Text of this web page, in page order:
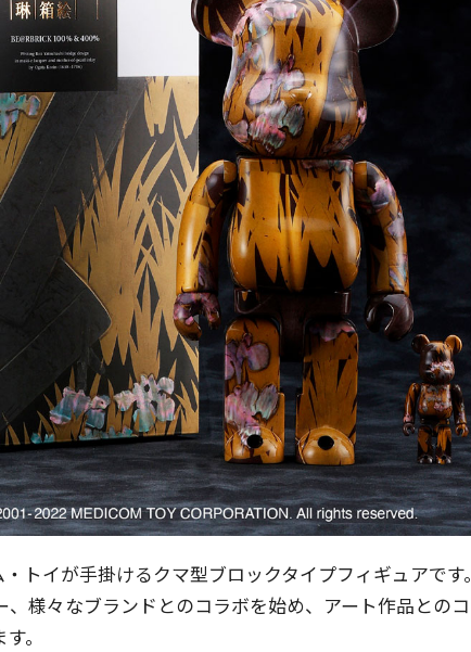
トイが手掛けるクマ型ブロックタイプフィギュアです。
、様々なブランドとのコラボを始め、アート作品とのコ
。